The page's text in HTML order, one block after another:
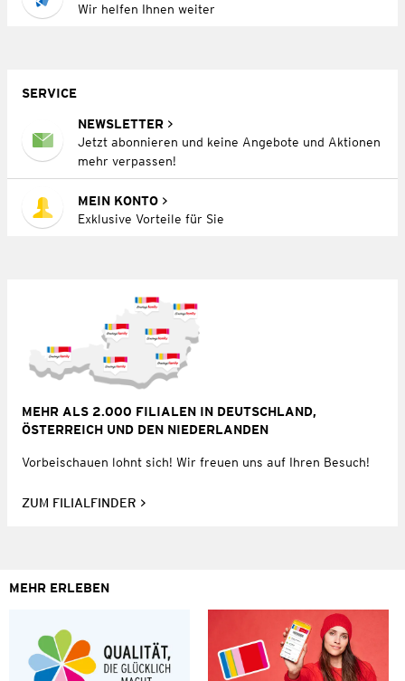
Wir helfen Ihnen weiter
SERVICE
NEWSLETTER
Jetzt abonnieren und keine Angebote und Aktionen
mehr verpassen!
MEIN KONTO
Exklusive Vorteile für Sie
MEHR ALS 2.000 FILIALEN IN DEUTSCHLAND,
ÖSTERREICH UND DEN NIEDERLANDEN
Vorbeischauen lohnt sich! Wir freuen uns auf Ihren Besuch!
ZUM FILIALFINDER
MEHR ERLEBEN